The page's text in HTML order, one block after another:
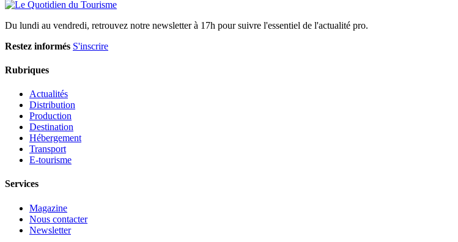
Du lundi au vendredi, retrouvez notre newsletter à 17h pour suivre l'essentiel de l'actualité pro.
Restez informés S'inscrire
Rubriques
Actualités
Distribution
Production
Destination
Hébergement
Transport
E-tourisme
Services
Magazine
Nous contacter
Newsletter